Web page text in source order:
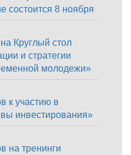
состоится 8 ноября
Круглый стол
и стратегии
молодежи»
к участию в
инвестирования»
на тренинги